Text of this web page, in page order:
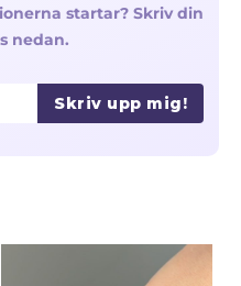
startar? Skriv din
nedan.
Skriv upp mig!